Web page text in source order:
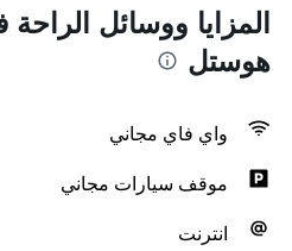
المزايا ووسائل
هوستل
واي فاي مجاني
موقف سيارات مجاني
انترنت